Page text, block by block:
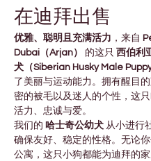
在迪拜出售
优雅、聪明且充满活力 ，来自
Dubai（Arjan）
的这只 西伯利
犬（Siberian Husky Male Puppy
了美丽与运动能力。拥有醒目
密的被毛以及迷人的个性，这
活力、忠诚与爱。
我们的 哈士奇公幼犬 从小进行
确保友好、稳定的性格。无论
公寓，这只小狗都能为迪拜的家